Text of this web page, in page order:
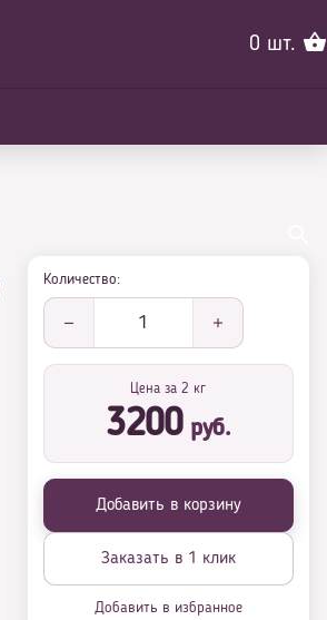
0 шт.
Количество:
1
Цена за 2 кг
3200руб.
Добавить в корзину
Заказать в 1 клик
Добавить в избранное